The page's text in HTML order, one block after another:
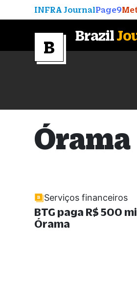
INFRA JournalPage9
Brazil
Órama
Serviços financeiros
BTG paga R$ 500
Órama